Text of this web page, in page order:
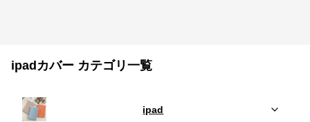
ipadカバー カテゴリ一覧
ipad